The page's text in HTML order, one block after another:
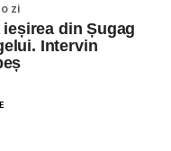
Gârbova
zi
din Șugag
Intervin